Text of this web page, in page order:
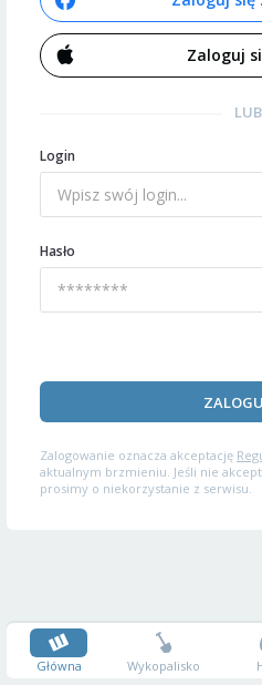
Zaloguj
LUB
Login
Hasło
Zalogowanie oznacza akceptację
aktualnym brzmieniu. Jeśli nie
prosimy o niekorzystanie z serwisu.
Główna Wykopalisko